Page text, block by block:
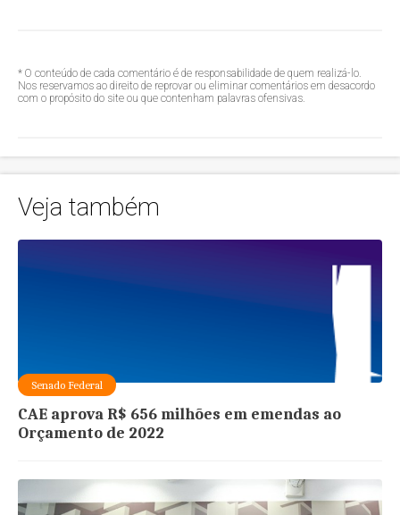
* O conteúdo de cada comentário é de responsabilidade de quem realizá-lo.
Nos reservamos ao direito de reprovar ou eliminar comentários em desacordo
com o propósito do site ou que contenham palavras ofensivas.
Veja também
Senado Federal
CAE aprova R$ 656 milhões em emendas ao
Orçamento de 2022